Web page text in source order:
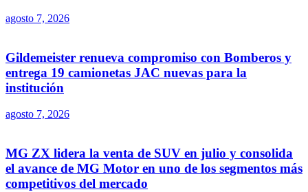
agosto 7, 2026
Gildemeister renueva compromiso con Bomberos y
entrega 19 camionetas JAC nuevas para la
institución
agosto 7, 2026
MG ZX lidera la venta de SUV en julio y consolida
el avance de MG Motor en uno de los segmentos más
competitivos del mercado